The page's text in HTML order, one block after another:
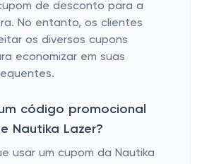
de desconto para a
No entanto, os clientes
os diversos cupons
economizar em suas
código promocional
Nautika Lazer?
usar um cupom da Nautika